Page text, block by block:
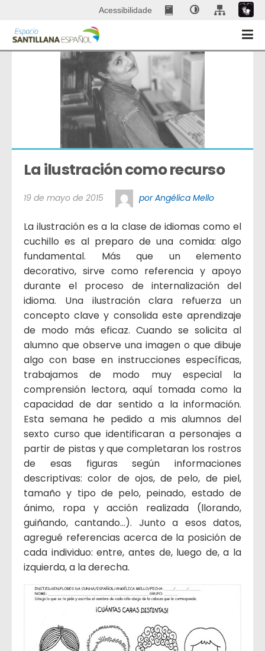
Acessibilidade
La ilustración como recurso
19 de mayo de 2015 por Angélica Mello
La ilustración es a la clase de idiomas como el
cuchillo es al preparo de una comida: algo
fundamental. Más que un elemento
decorativo, sirve como referencia y apoyo
durante el proceso de internalización del
idioma. Una ilustración clara refuerza un
concepto clave y consolida este aprendizaje
de modo más eficaz. Cuando se solicita al
alumno que observe una imagen o que dibuje
algo con base en instrucciones específicas,
trabajamos de modo muy especial la
comprensión lectora, aquí tomada como la
capacidad de dar sentido a la información.
Esta semana he pedido a mis alumnos del
sexto curso que identificaran a personajes a
partir de pistas y que completaran los rostros
de esas figuras según informaciones
descriptivas: color de ojos, de pelo, de piel,
tamaño y tipo de pelo, peinado, estado de
ánimo, ropa y acción realizada (llorando,
guiñando, cantando…). Junto a esos datos,
agregué referencias acerca de la posición de
cada individuo: entre, antes de, luego de, a la
izquierda, a la derecha.